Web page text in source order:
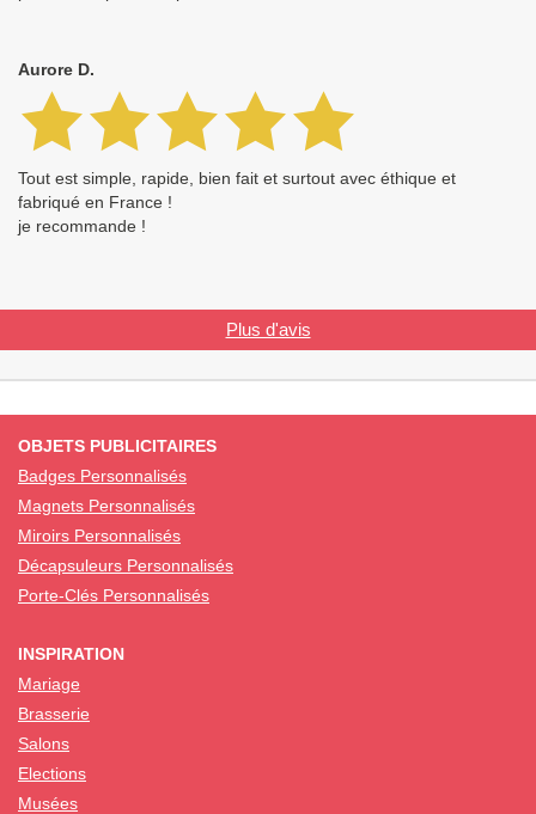
Aurore D.
Tout est simple, rapide, bien fait et surtout avec éthique et
fabriqué en France !
je recommande !
Plus d'avis
OBJETS PUBLICITAIRES
Badges Personnalisés
Magnets Personnalisés
Miroirs Personnalisés
Décapsuleurs Personnalisés
Porte-Clés Personnalisés
INSPIRATION
Mariage
Brasserie
Salons
Elections
Musées